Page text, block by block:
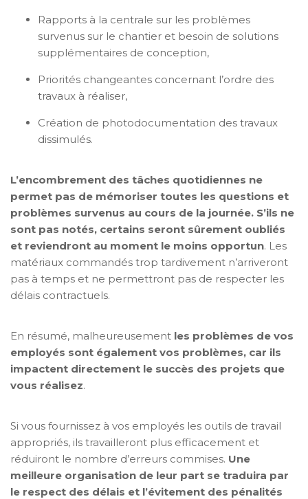
Rapports à la centrale sur les problèmes
survenus sur le chantier et besoin de solutions
supplémentaires de conception,
Priorités changeantes concernant l’ordre des
travaux à réaliser,
Création de photodocumentation des travaux
dissimulés.
L’encombrement des tâches quotidiennes ne
permet pas de mémoriser toutes les questions et
problèmes survenus au cours de la journée. S’ils ne
sont pas notés, certains seront sûrement oubliés
et reviendront au moment le moins opportun. Les
matériaux commandés trop tardivement n’arriveront
pas à temps et ne permettront pas de respecter les
délais contractuels.
En résumé, malheureusement les problèmes de vos
employés sont également vos problèmes, car ils
impactent directement le succès des projets que
vous réalisez.
Si vous fournissez à vos employés les outils de travail
appropriés, ils travailleront plus efficacement et
réduiront le nombre d’erreurs commises. Une
meilleure organisation de leur part se traduira par
le respect des délais et l’évitement des pénalités